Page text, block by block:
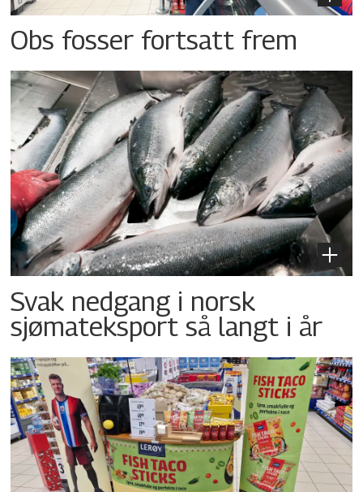
Obs fosser fortsatt frem
Svak nedgang i norsk
sjømateksport så langt i år